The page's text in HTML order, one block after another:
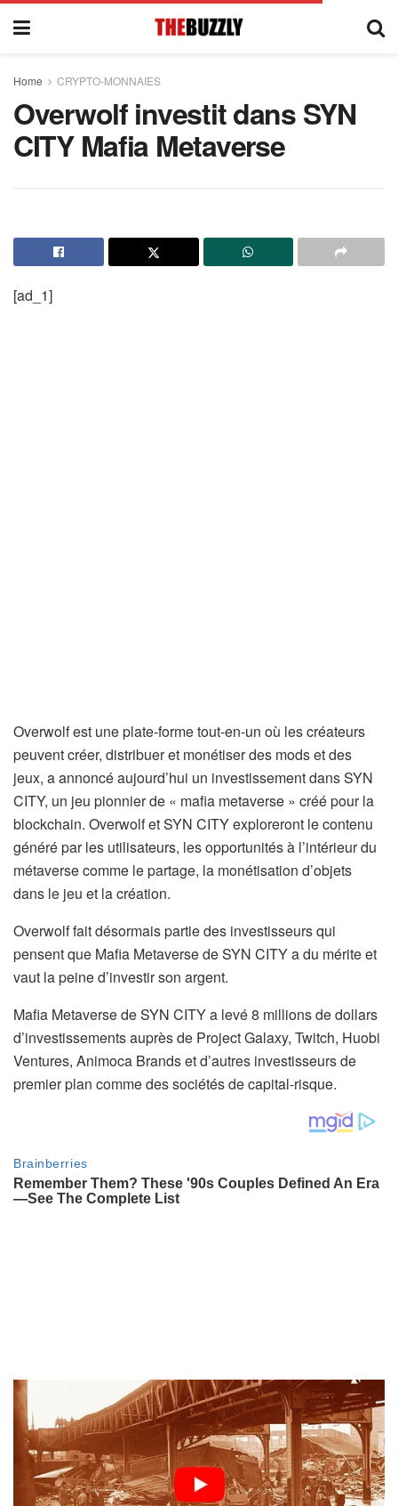
Home CRYPTO-MONNAIES
Overwolf investit dans SYN
CITY Mafia Metaverse
[ad_1]
Overwolf est une plate-forme tout-en-un où les créateurs
peuvent créer, distribuer et monétiser des mods et des
jeux, a annoncé aujourd’hui un investissement dans SYN
CITY, un jeu pionnier de « mafia metaverse » créé pour la
blockchain. Overwolf et SYN CITY exploreront le contenu
généré par les utilisateurs, les opportunités à l’intérieur du
métaverse comme le partage, la monétisation d’objets
dans le jeu et la création.
Overwolf fait désormais partie des investisseurs qui
pensent que Mafia Metaverse de SYN CITY a du mérite et
vaut la peine d’investir son argent.
Mafia Metaverse de SYN CITY a levé 8 millions de dollars
d’investissements auprès de Project Galaxy, Twitch, Huobi
Ventures, Animoca Brands et d’autres investisseurs de
premier plan comme des sociétés de capital-risque.